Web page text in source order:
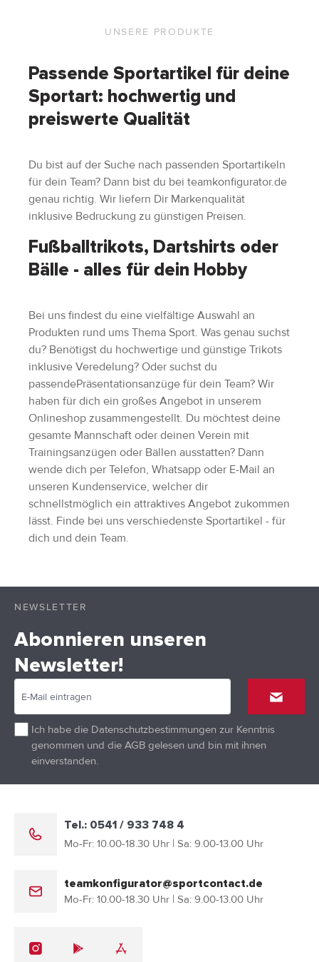
UNSERE PRODUKTE
Passende Sportartikel für deine
Sportart: hochwertig und
preiswerte Qualität
Du bist auf der Suche nach passenden Sportartikeln
für dein Team? Dann bist du bei teamkonfigurator.de
genau richtig. Wir liefern Dir Markenqualität
inklusive Bedruckung zu günstigen Preisen.
Fußballtrikots, Dartshirts oder
Bälle - alles für dein Hobby
Bei uns findest du eine vielfältige Auswahl an
Produkten rund ums Thema Sport. Was genau suchst
du? Benötigst du hochwertige und günstige Trikots
inklusive Veredelung? Oder suchst du
passendePräsentationsanzüge für dein Team? Wir
haben für dich ein großes Angebot in unserem
Onlineshop zusammengestellt. Du möchtest deine
gesamte Mannschaft oder deinen Verein mit
Trainingsanzügen oder Bällen ausstatten? Dann
wende dich per Telefon, Whatsapp oder E-Mail an
unseren Kundenservice, welcher dir
schnellstmöglich ein attraktives Angebot zukommen
lässt. Finde bei uns verschiedenste Sportartikel - für
dich und dein Team.
NEWSLETTER
Abonnieren unseren
Newsletter!
Ich habe die Datenschutzbestimmungen zur Kenntnis
genommen und die AGB gelesen und bin mit ihnen
einverstanden.
Tel.: 0541 / 933 748 4
Mo-Fr: 10.00-18.30 Uhr | Sa: 9.00-13.00 Uhr
teamkonfigurator@sportcontact.de
Mo-Fr: 10.00-18.30 Uhr | Sa: 9.00-13.00 Uhr